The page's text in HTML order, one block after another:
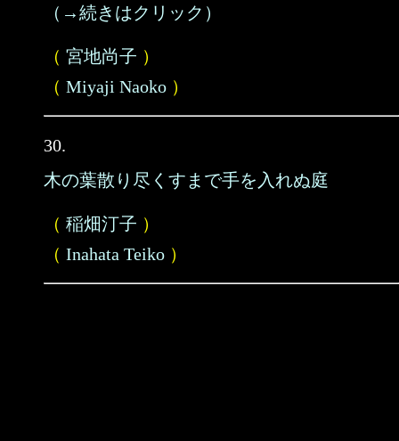
（→続きはクリック）
（ 宮地尚子 ）
（ Miyaji Naoko ）
30.
木の葉散り尽くすまで手を入れぬ庭
（ 稲畑汀子 ）
（ Inahata Teiko ）